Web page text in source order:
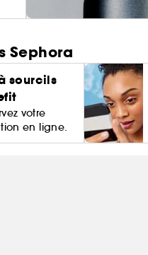
Sephora
sourcils
votre
en ligne.